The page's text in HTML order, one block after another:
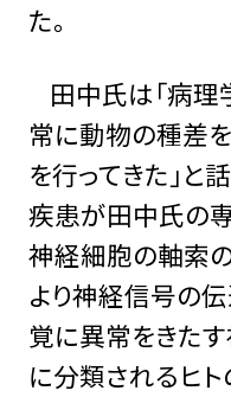
た。
田中氏は「病理
常に動物の種差
を行ってきた」と
疾患が田中氏の専
神経細胞の軸索
より神経信号の
覚に異常をきた
に分類されるヒ